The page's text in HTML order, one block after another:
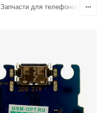
Запчасти для телефонов